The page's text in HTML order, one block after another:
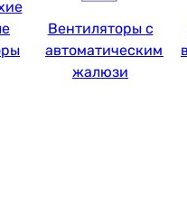
Вентиляторы с
автоматическими
жалюзи